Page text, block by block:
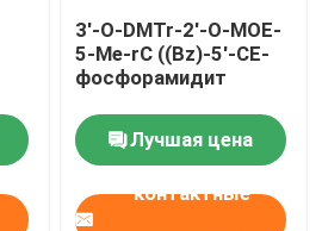
3'-O-DMTr-2'-O-MOE-
5-Me-rC ((Bz)-5'-CE-
фосфорамидит
Лучшая цена
контактные